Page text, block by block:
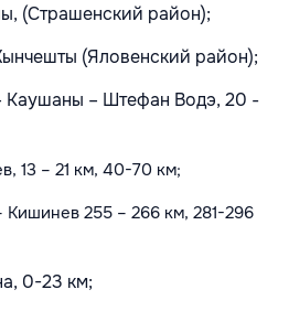
(Страшенский район);
(Яловенский район);
Каушаны – Штефан Водэ, 20 -
13 – 21 км, 40-70 км;
255 – 266 км, 281-296
0-23 км;